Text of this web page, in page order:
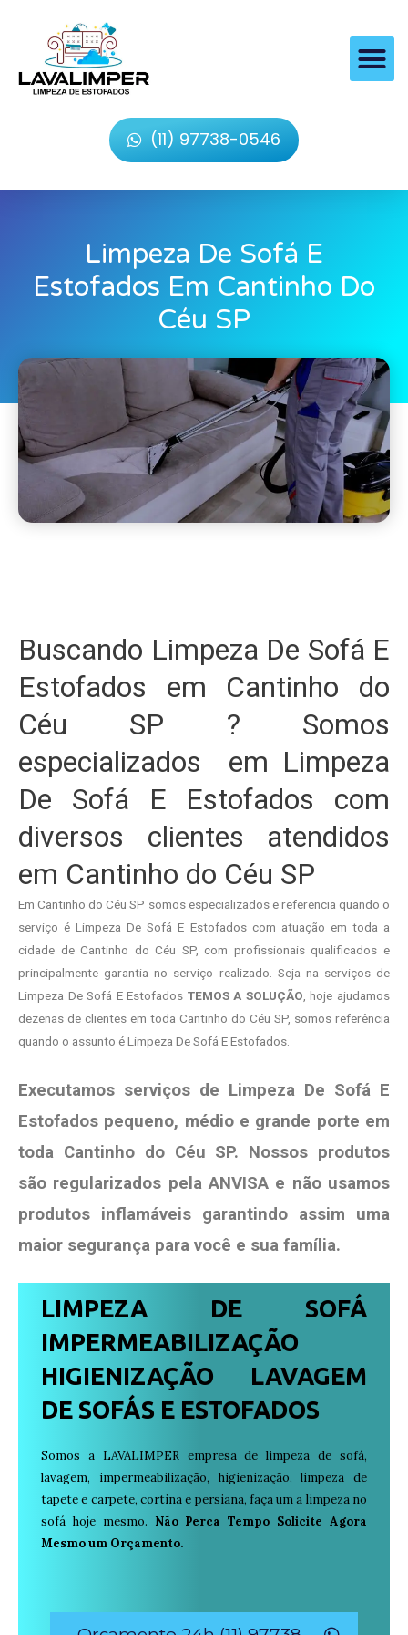
(11) 97738-0546
Limpeza De Sofá E
Estofados Em Cantinho Do
Céu SP
Buscando Limpeza De Sofá E
Estofados em Cantinho do
Céu SP ? Somos
especializados em Limpeza
De Sofá E Estofados com
diversos clientes atendidos
em Cantinho do Céu SP
Em Cantinho do Céu SP somos especializados e referencia quando o
serviço é Limpeza De Sofá E Estofados com atuação em toda a
cidade de Cantinho do Céu SP, com profissionais qualificados e
principalmente garantia no serviço realizado. Seja na serviços de
Limpeza De Sofá E Estofados TEMOS A SOLUÇÃO , hoje ajudamos
dezenas de clientes em toda Cantinho do Céu SP, somos referência
quando o assunto é Limpeza De Sofá E Estofados.
Executamos serviços de Limpeza De Sofá E
Estofados pequeno, médio e grande porte em
toda Cantinho do Céu SP. Nossos produtos
são regularizados pela ANVISA e não usamos
produtos inflamáveis garantindo assim uma
maior segurança para você e sua família.
LIMPEZA DE SOFÁ
IMPERMEABILIZAÇÃO
HIGIENIZAÇÃO LAVAGEM
DE SOFÁS E ESTOFADOS
Somos a LAVALIMPER empresa de limpeza de sofá,
lavagem, impermeabilização, higienização, limpeza de
tapete e carpete, cortina e persiana, faça um a limpeza no
sofá hoje mesmo. Não Perca Tempo Solicite Agora
Mesmo um Orçamento.